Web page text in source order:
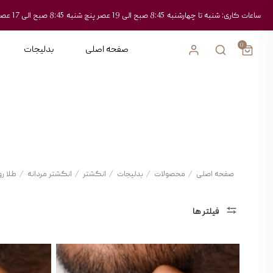
ساعات کاری: شنبه تا چهارشنبه 8:45 صبح الی 19 عصر پنچ شنبه 8:45 صبح الی 17 عصر
0
صفحه اصلی بدلیجات
صفحه اصلی / محصولات / بدلیجات / انگشتر / انگشتر مردانه / طلا
فیلتر ها
دسته